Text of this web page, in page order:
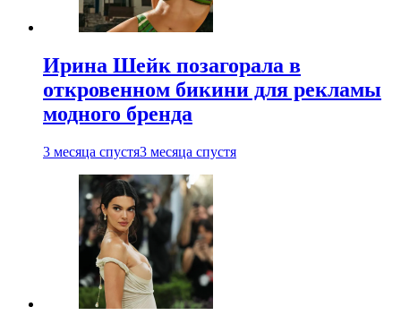
Ирина Шейк позагорала в
откровенном бикини для рекламы
модного бренда
3 месяца спустя3 месяца спустя